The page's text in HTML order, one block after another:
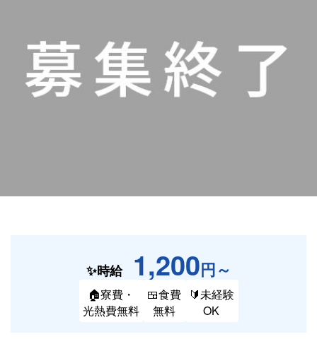
✨時給 1,200円～
🏠寮費・
光熱費無料
🍱食費
無料
🔰未経験
OK